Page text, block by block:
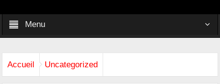
Menu
Accueil Uncategorized